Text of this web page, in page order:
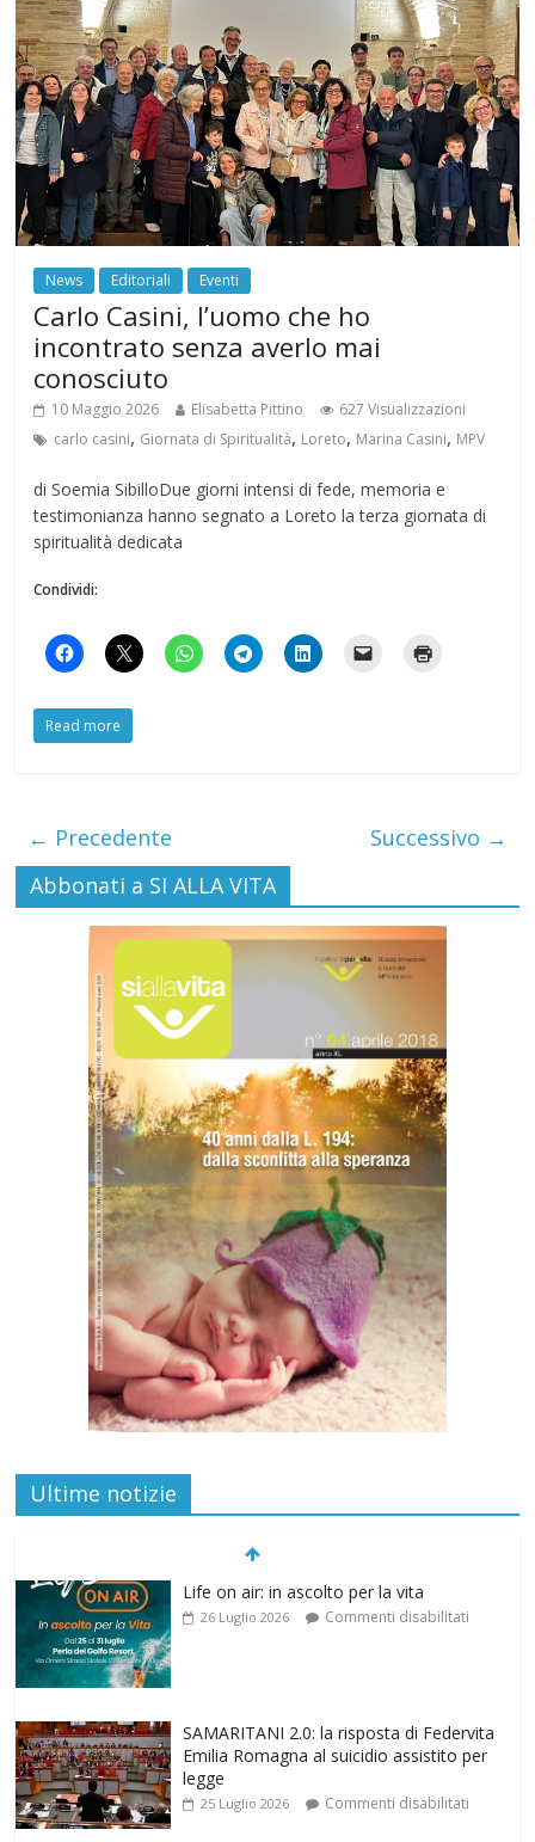
News Editoriali Eventi
Carlo Casini, l’uomo che ho
incontrato senza averlo mai
conosciuto
10 Maggio 2026 Elisabetta Pittino
627 Visualizzazioni
carlo casini, Giornata di Spiritualità, Loreto, Marina Casini, MPV
di Soemia SibilloDue giorni intensi di fede, memoria e
testimonianza hanno segnato a Loreto la terza giornata di
spiritualità dedicata
Condividi:
Read more
← Precedente
Successivo →
Abbonati a SI ALLA VITA
Ultime notizie
Life on air: in ascolto per la vita
26 Luglio 2026 Commenti disabilitati
SAMARITANI 2.0: la risposta di Federvita
Emilia Romagna al suicidio assistito per
legge
25 Luglio 2026 Commenti disabilitati